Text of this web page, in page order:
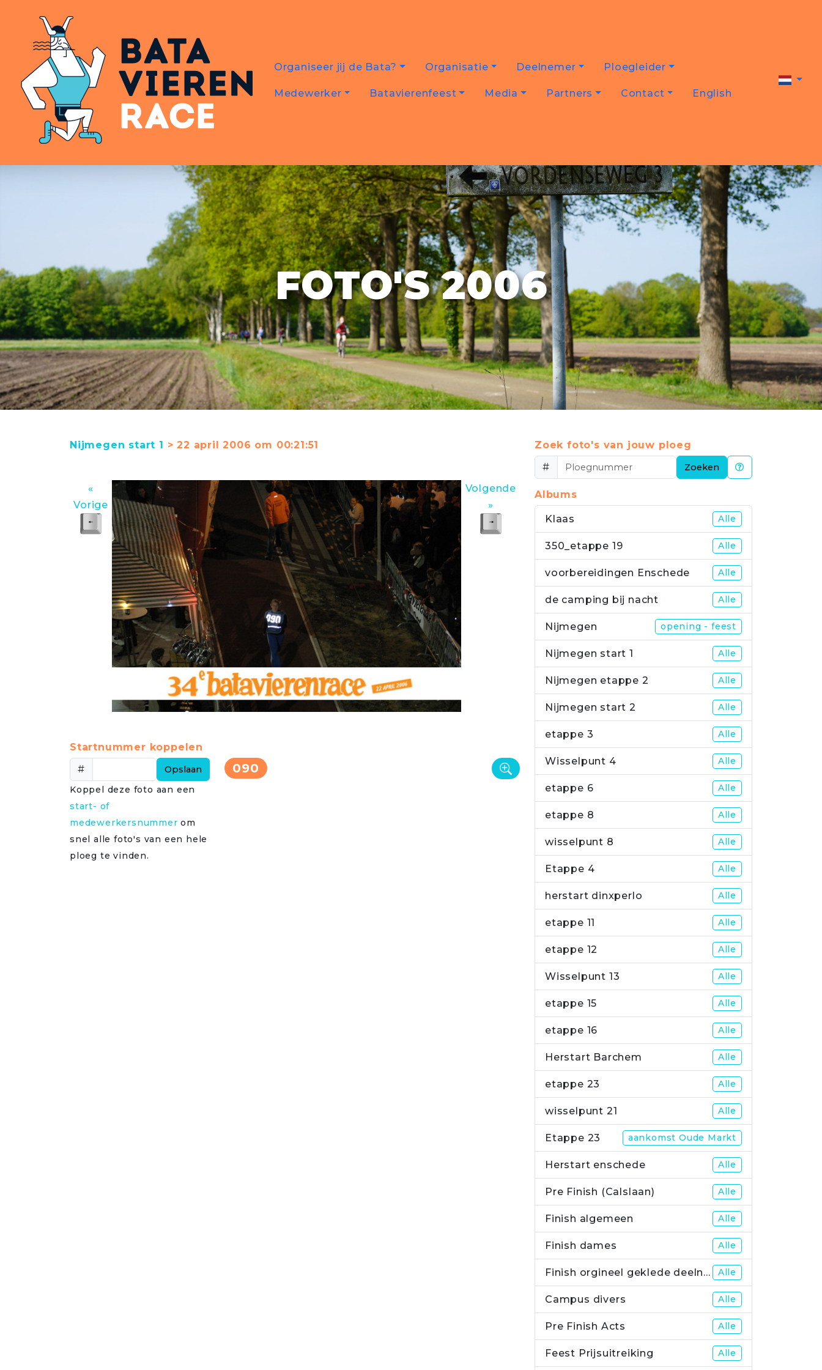
Organiseer jij de Bata? Organisatie Deelnemer Ploegleider
Medewerker Batavierenfeest Media Partners Contact English
FOTO'S 2006
Nijmegen start 1 > 22 april 2006 om 00:21:51
«
Vorige
Volgende
»
Startnummer koppelen
#
Opslaan
Koppel deze foto aan een
start- of
medewerkersnummer om
snel alle foto's van een hele
ploeg te vinden.
090
Zoek foto's van jouw ploeg
#
Zoeken
Albums
Klaas Alle
350_etappe 19 Alle
voorbereidingen Enschede Alle
de camping bij nacht Alle
Nijmegen opening - feest
Nijmegen start 1 Alle
Nijmegen etappe 2 Alle
Nijmegen start 2 Alle
etappe 3 Alle
Wisselpunt 4 Alle
etappe 6 Alle
etappe 8 Alle
wisselpunt 8 Alle
Etappe 4 Alle
herstart dinxperlo Alle
etappe 11 Alle
etappe 12 Alle
Wisselpunt 13 Alle
etappe 15 Alle
etappe 16 Alle
Herstart Barchem Alle
etappe 23 Alle
wisselpunt 21 Alle
Etappe 23 aankomst Oude Markt
Herstart enschede Alle
Pre Finish (Calslaan) Alle
Finish algemeen Alle
Finish dames Alle
Finish orgineel geklede deelnemers Alle
Campus divers Alle
Pre Finish Acts Alle
Feest Prijsuitreiking Alle